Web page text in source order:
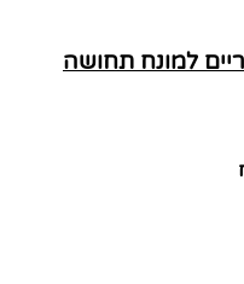
למונח תחושה